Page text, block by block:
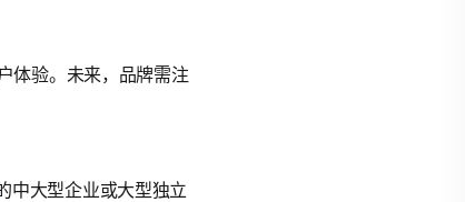
体验。未来，品牌需注
中大型企业或大型独立